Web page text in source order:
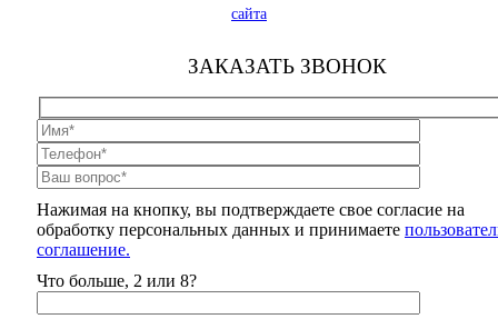
сайта
ЗАКАЗАТЬ ЗВОНОК
Нажимая на кнопку, вы подтверждаете свое согласие на
обработку персональных данных и принимаете
соглашение.
Что больше, 2 или 8?